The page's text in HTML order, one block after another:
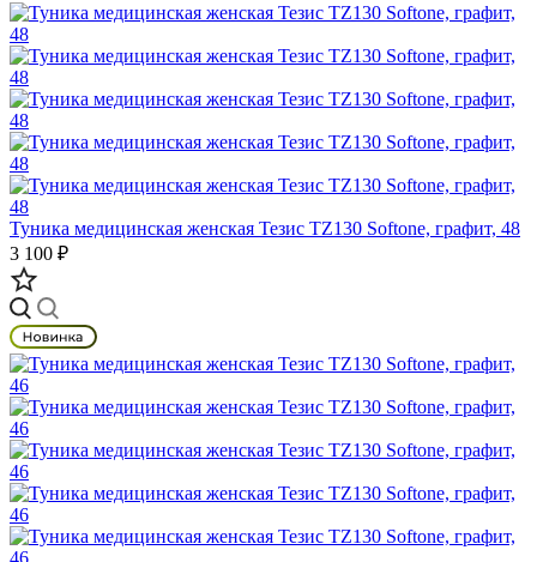
Туника медицинская женская Тезис TZ130 Softone, графит, 48
3 100 ₽